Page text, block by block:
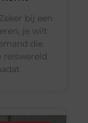
bij een
je wilt
die
reiswereld